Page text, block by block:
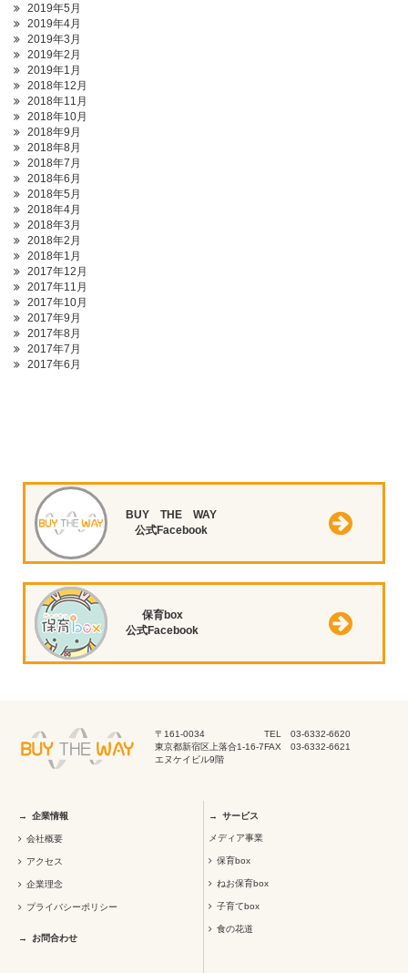
2019年5月
2019年4月
2019年3月
2019年2月
2019年1月
2018年12月
2018年11月
2018年10月
2018年9月
2018年8月
2018年7月
2018年6月
2018年5月
2018年4月
2018年3月
2018年2月
2018年1月
2017年12月
2017年11月
2017年10月
2017年9月
2017年8月
2017年7月
2017年6月
BUY THE WAY
公式Facebook
保育box
公式Facebook
〒161-0034
東京都新宿区上落合1-16-7
エヌケイビル9階
TEL 03-6332-6620
FAX 03-6332-6621
企業情報
会社概要
アクセス
企業理念
プライバシーポリシー
お問合わせ
サービス
メディア事業
保育box
ねお保育box
子育てbox
食の花道